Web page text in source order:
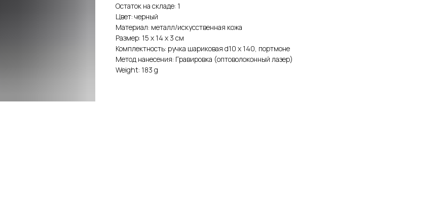
Остаток на складе: 1
Цвет: черный
Материал: металл/искусственная кожа
Размер: 15 х 14 х 3 см
Комплектность: ручка шариковая d10 х 140, портмоне
Метод нанесения: Гравировка (оптоволоконный лазер)
Weight: 183 g